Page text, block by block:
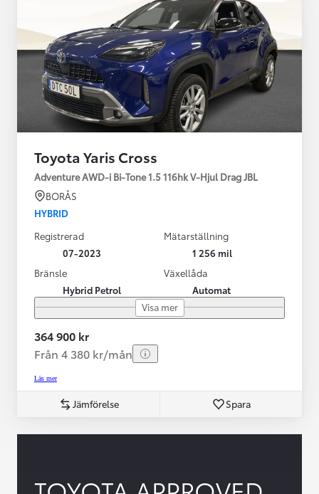
Toyota Yaris Cross
Adventure AWD-i Bi-Tone 1.5 116hk V-Hjul Drag JBL
BORÅS
HYBRID
Registrerad
07-2023
Mätarställning
1 256 mil
Bränsle
Hybrid Petrol
Växellåda
Automat
Visa mer
364 900 kr
Från 4 380 kr/mån
Läs mer
Jämförelse Spara